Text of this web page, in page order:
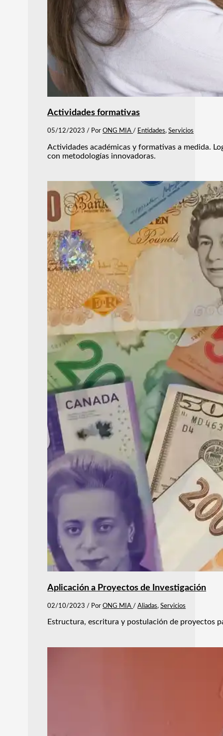
Actividades formativas
05/12/2023 / PorONG MIA / Entidades,Servicios
Actividades académicas y formativas a medida.
con metodologías innovadoras.
Aplicación a Proyectos de Investigación
02/10/2023 / PorONG MIA /Aliadas,Servicios
Estructura, escritura y postulación de proyectos